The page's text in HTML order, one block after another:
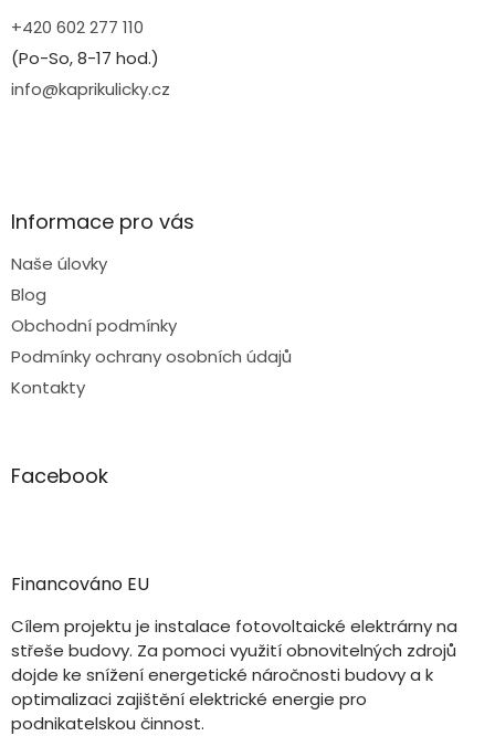
+420 602 277 110
(Po-So, 8-17 hod.)
info@kaprikulicky.cz
Informace pro vás
Naše úlovky
Blog
Obchodní podmínky
Podmínky ochrany osobních údajů
Kontakty
Facebook
Financováno EU
Cílem projektu je instalace fotovoltaické elektrárny na
střeše budovy. Za pomoci využití obnovitelných zdrojů
dojde ke snížení energetické náročnosti budovy a k
optimalizaci zajištění elektrické energie pro
podnikatelskou činnost.